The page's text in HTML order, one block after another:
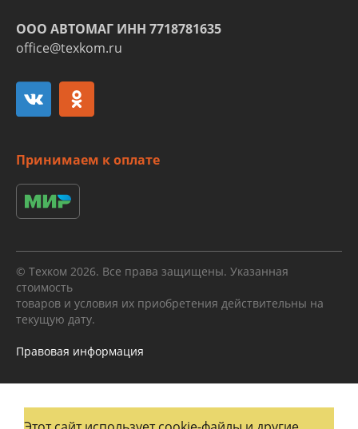
ООО АВТОМАГ ИНН 7718781635
office@texkom.ru
Принимаем к оплате
© Техком 2026. Все права защищены. Указанная
стоимость
товаров и условия их приобретения действительны на
текущую дату.
Правовая информация